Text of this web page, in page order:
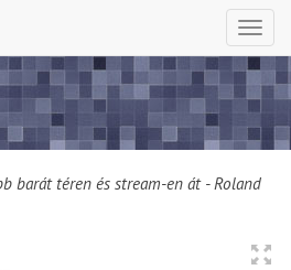
barát téren és stream-en át - Roland